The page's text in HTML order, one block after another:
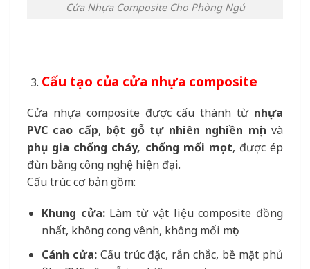
Cửa Nhựa Composite Cho Phòng Ngủ
Cấu tạo của cửa nhựa composite
Cửa nhựa composite được cấu thành từ nhựa
PVC cao cấp, bột gỗ tự nhiên nghiền mịn và
phụ gia chống cháy, chống mối mọt, được ép
đùn bằng công nghệ hiện đại.
Cấu trúc cơ bản gồm:
Khung cửa:Làm từ vật liệu composite đồng
nhất, không cong vênh, không mối mọt.
Cánh cửa:Cấu trúc đặc, rắn chắc, bề mặt phủ